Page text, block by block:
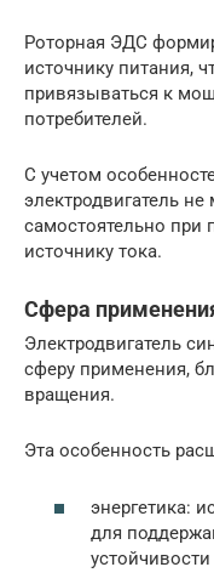
Роторная ЭДС
источнику питания,
привязываться к
потребителей.
С учетом
электродвигатель не
самостоятельно при
источнику тока.
Сфера
Электродвигатель
сферу применения,
вращения.
Эта особенность
энергетика:
для